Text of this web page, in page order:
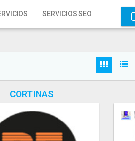
SERVICIOS SEO
CORTINAS